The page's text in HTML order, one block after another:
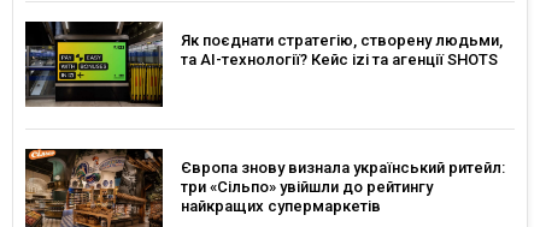
Як поєднати стратегію, створену людьми,
та AI-технології? Кейс izi та агенції SHOTS
Європа знову визнала український ритейл:
три «Сільпо» увійшли до рейтингу
найкращих супермаркетів